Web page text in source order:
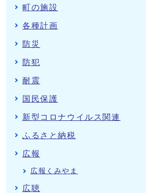
町の施設
各種計画
防災
防犯
耐震
国民保護
新型コロナウイルス関連
ふるさと納税
広報
広報くみやま
広聴